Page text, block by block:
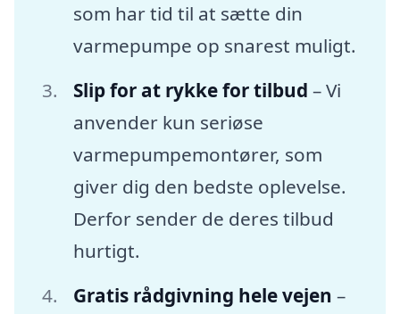
som har tid til at sætte din
varmepumpe op snarest muligt.
Slip for at rykke for tilbud – Vi
anvender kun seriøse
varmepumpemontører, som
giver dig den bedste oplevelse.
Derfor sender de deres tilbud
hurtigt.
Gratis rådgivning hele vejen –